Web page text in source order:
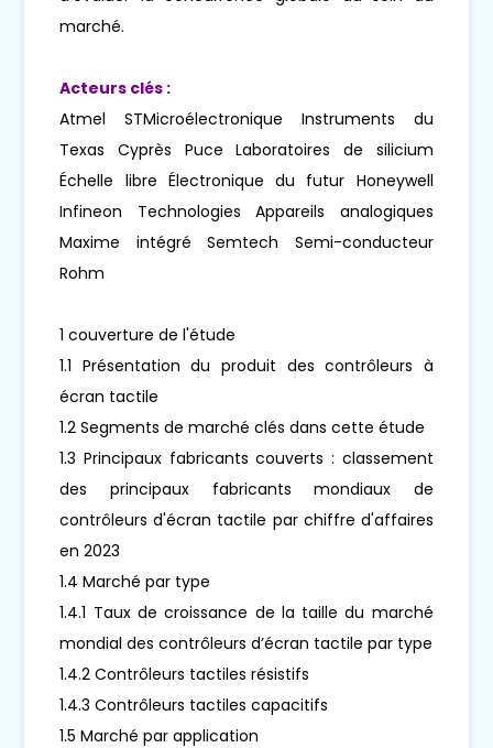
marché.
Acteurs clés :
Atmel STMicroélectronique Instruments du
Texas Cyprès Puce Laboratoires de silicium
Échelle libre Électronique du futur Honeywell
Infineon Technologies Appareils analogiques
Maxime intégré Semtech Semi-conducteur
Rohm
1 couverture de l'étude
1.1 Présentation du produit des contrôleurs à
écran tactile
1.2 Segments de marché clés dans cette étude
1.3 Principaux fabricants couverts : classement
des principaux fabricants mondiaux de
contrôleurs d'écran tactile par chiffre d'affaires
en 2023
1.4 Marché par type
1.4.1 Taux de croissance de la taille du marché
mondial des contrôleurs d’écran tactile par type
1.4.2 Contrôleurs tactiles résistifs
1.4.3 Contrôleurs tactiles capacitifs
1.5 Marché par application